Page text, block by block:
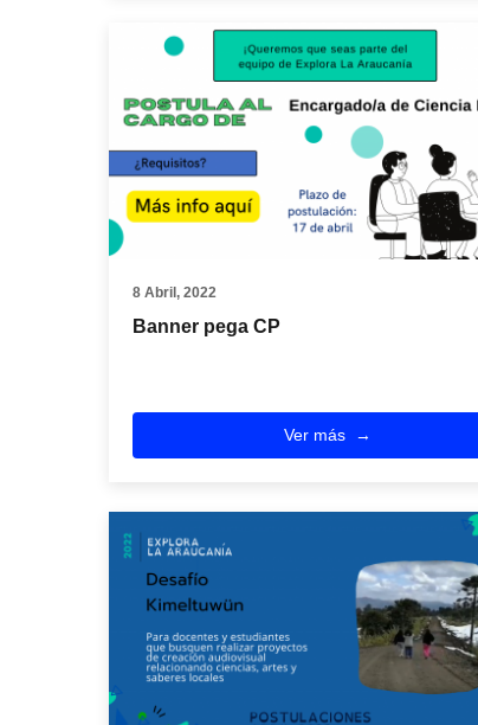
8 Abril, 2022
Banner pega CP
Ver más